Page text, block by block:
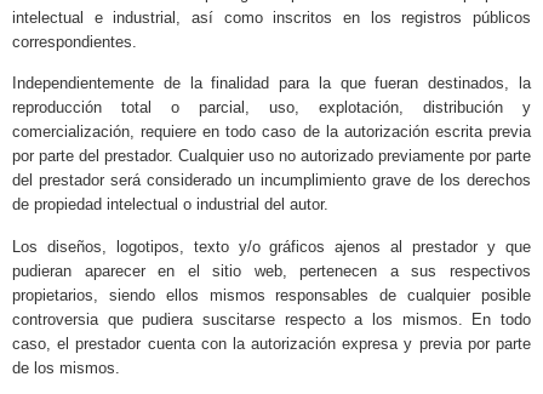
intelectual e industrial, así como inscritos en los registros públicos
correspondientes.
Independientemente de la finalidad para la que fueran destinados, la
reproducción total o parcial, uso, explotación, distribución y
comercialización, requiere en todo caso de la autorización escrita previa
por parte del prestador. Cualquier uso no autorizado previamente por parte
del prestador será considerado un incumplimiento grave de los derechos
de propiedad intelectual o industrial del autor.
Los diseños, logotipos, texto y/o gráficos ajenos al prestador y que
pudieran aparecer en el sitio web, pertenecen a sus respectivos
propietarios, siendo ellos mismos responsables de cualquier posible
controversia que pudiera suscitarse respecto a los mismos. En todo
caso, el prestador cuenta con la autorización expresa y previa por parte
de los mismos.